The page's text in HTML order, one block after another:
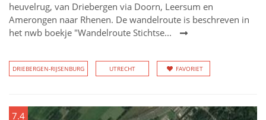
heuvelrug, van Driebergen via Doorn, Leersum en
Amerongen naar Rhenen. De wandelroute is beschreven in
het nwb boekje "Wandelroute Stichtse...
DRIEBERGEN-RIJSENBURG UTRECHT FAVORIET
7.4